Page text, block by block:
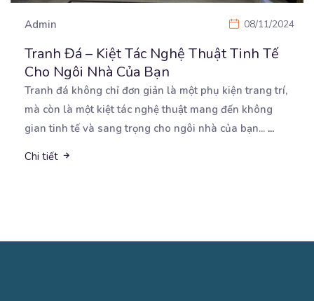
Admin 08/11/2024
Tranh Đá – Kiệt Tác Nghệ Thuật Tinh Tế
Cho Ngôi Nhà Của Bạn
Tranh đá không chỉ đơn giản là một phụ kiện trang trí,
mà còn là một kiệt tác nghệ thuật mang đến không
gian tinh tế và sang trọng cho ngôi nhà của bạn... ...
Chi tiết